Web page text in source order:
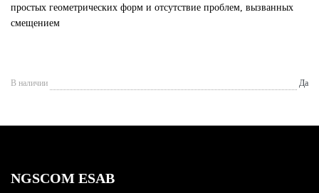
простых геометрических форм и отсутствие проблем, вызванных
смещением
В наличии Да
NGSCOM ESAB